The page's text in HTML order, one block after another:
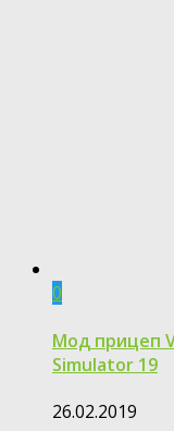
0
Мод прицеп
Simulator 19
26.02.2019